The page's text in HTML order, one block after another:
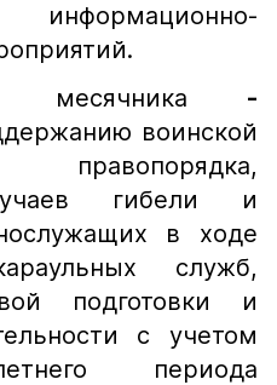
месячника -
воинской
гибели и
в ходе
служб,
подготовки и
с учетом
периода